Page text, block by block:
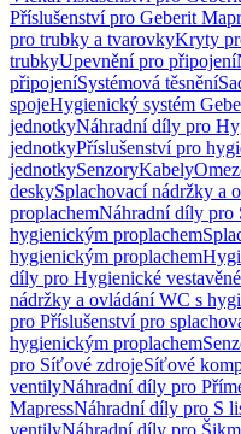
Příslušenství pro Geberit
pro trubky a tvarovkyKryty
trubkyUpevnění pro připojení
připojeníSystémová těsnění
spojeHygienický systém
jednotkyNáhradní díly pro
jednotkyPříslušenství pro
jednotkySenzoryKabely
deskySplachovací nádržky a
proplachemNáhradní díly pro
hygienickým proplachem
hygienickým proplachem
díly pro Hygienické
nádržky a ovládání WC s
pro Příslušenství pro
hygienickým proplachem
pro Síťové zdrojeSíťové
ventilyNáhradní díly pro
MapressNáhradní díly pro S
ventilyNáhradní díly pro